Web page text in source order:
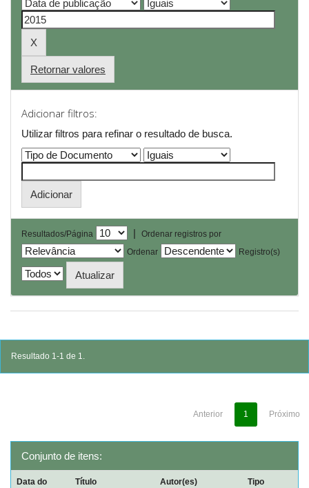
Retornar valores
Adicionar filtros:
Utilizar filtros para refinar o resultado de busca.
Resultados/Página |
Ordenar registros por
Ordenar
Registro(s)
Resultado 1-1 de 1.
Anterior 1 Próximo
Conjunto de itens:
Data do
Título Autor(es) Tipo